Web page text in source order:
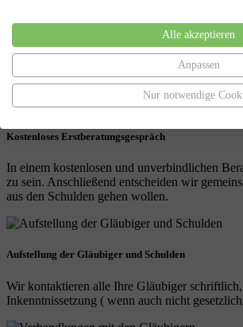
Jetzt gibt es noch mehr Grund zur Freude!
dauern Privatinsolvenzen und
Nehmen Sie noch heute Kontakt mit uns auf
uns an Ihrer Seite werden Sie die
Kostenloses Erstberatungsgespräch
In einem kostenlosen und unverbindlichen
zu sein. Anschließend entscheiden wir
aus den Schulden gehen wollen.
Aufstellung der Gläubiger und Schulden
Wir kontaktieren alle Ihre Gläubiger
Inkenntnissetzung ( wenn auch nicht
Alle akzeptieren
Anpassen
Nur notwendige